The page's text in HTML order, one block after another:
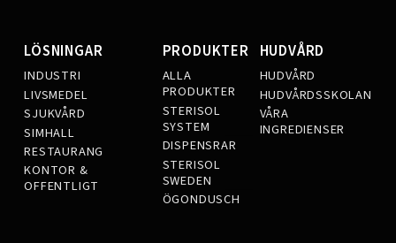
LÖSNINGAR
INDUSTRI
LIVSMEDEL
SJUKVÅRD
SIMHALL
RESTAURANG
KONTOR &
OFFENTLIGT
PRODUKTER
ALLA
PRODUKTER
STERISOL
SYSTEM
DISPENSRAR
STERISOL
SWEDEN
ÖGONDUSCH
HUDVÅRD
HUDVÅRD
HUDVÅRDSSKOLAN
VÅRA
INGREDIENSER